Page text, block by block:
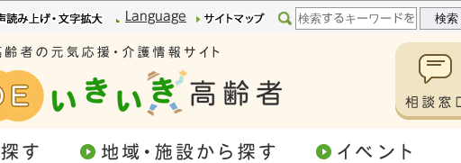
このページの本文へ移動Language